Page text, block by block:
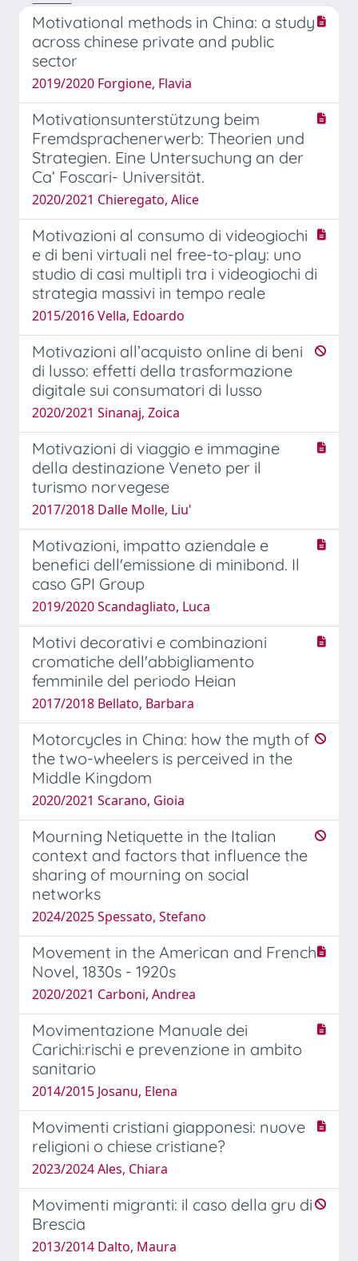
Motivational methods in China: a study
across chinese private and public
sector
2019/2020 Forgione, Flavia
Motivationsunterstützung beim
Fremdsprachenerwerb: Theorien und
Strategien. Eine Untersuchung an der
Ca‘ Foscari- Universität.
2020/2021 Chieregato, Alice
Motivazioni al consumo di videogiochi
e di beni virtuali nel free-to-play: uno
studio di casi multipli tra i videogiochi di
strategia massivi in tempo reale
2015/2016 Vella, Edoardo
Motivazioni all’acquisto online di beni
di lusso: effetti della trasformazione
digitale sui consumatori di lusso
2020/2021 Sinanaj, Zoica
Motivazioni di viaggio e immagine
della destinazione Veneto per il
turismo norvegese
2017/2018 Dalle Molle, Liu'
Motivazioni, impatto aziendale e
benefici dell'emissione di minibond. Il
caso GPI Group
2019/2020 Scandagliato, Luca
Motivi decorativi e combinazioni
cromatiche dell'abbigliamento
femminile del periodo Heian
2017/2018 Bellato, Barbara
Motorcycles in China: how the myth of
the two-wheelers is perceived in the
Middle Kingdom
2020/2021 Scarano, Gioia
Mourning Netiquette in the Italian
context and factors that influence the
sharing of mourning on social
networks
2024/2025 Spessato, Stefano
Movement in the American and French
Novel, 1830s - 1920s
2020/2021 Carboni, Andrea
Movimentazione Manuale dei
Carichi:rischi e prevenzione in ambito
sanitario
2014/2015 Josanu, Elena
Movimenti cristiani giapponesi: nuove
religioni o chiese cristiane?
2023/2024 Ales, Chiara
Movimenti migranti: il caso della gru di
Brescia
2013/2014 Dalto, Maura